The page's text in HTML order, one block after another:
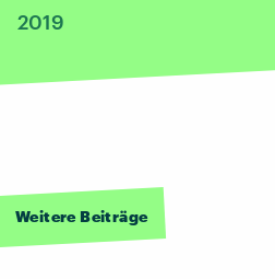
2019
Weitere Beiträge